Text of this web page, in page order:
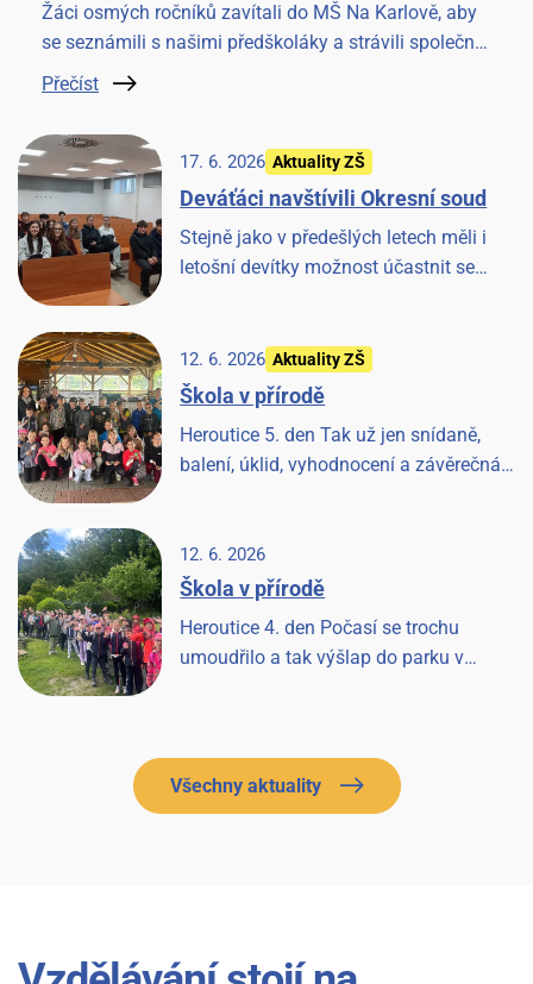
Žáci osmých ročníků zavítali do MŠ Na Karlově, aby
se seznámili s našimi předškoláky a strávili společné
chvilky četbou knížky. Akci si užili všichni.
Přečíst
17. 6. 2026 Aktuality ZŠ
Deváťáci navštívili Okresní soud
Stejně jako v předešlých letech měli i
letošní devítky možnost účastnit se
zkušeností.
12. 6. 2026 Aktuality ZŠ
Škola v přírodě
Heroutice 5. den Tak už jen snídaně,
balení, úklid, vyhodnocení a závěrečná
12. 6. 2026
Škola v přírodě
Heroutice 4. den Počasí se trochu
umoudřilo a tak výšlap do parku v
Všechny aktuality